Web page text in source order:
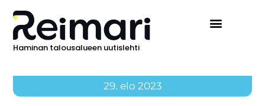
Haminan talousalueen uutislehti
29. elo 2023